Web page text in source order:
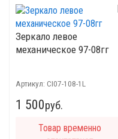
Зеркало левое
механическое 97-08гг
Артикул: CI07-108-1L
1 500руб.
Товар временно